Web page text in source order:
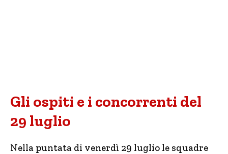
Gli ospiti e i concorrenti del
29 luglio
Nella puntata di venerdì 29 luglio le squadre